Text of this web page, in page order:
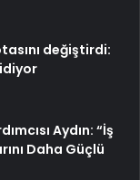
değiştirdi:
Aydın: “İş
Daha Güçlü